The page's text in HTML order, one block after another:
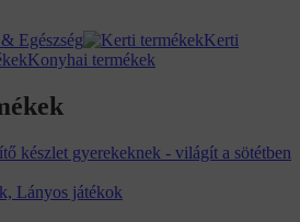
Egészség
Kerti
Konyhai termékek
Lányos játékok